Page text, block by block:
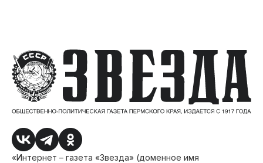
«Интернет – газета «Звезда» (доменное имя